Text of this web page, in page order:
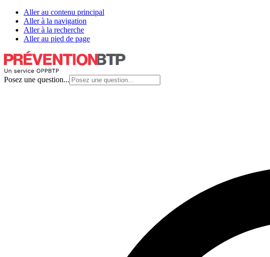
Aller au contenu principal
Aller à la navigation
Aller à la recherche
Aller au pied de page
Posez une question...